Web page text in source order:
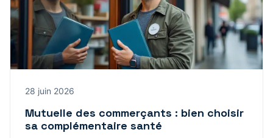
28 juin 2026
Mutuelle des commerçants : bien choisir
sa complémentaire santé